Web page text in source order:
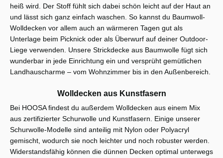
heiß wird. Der Stoff fühlt sich dabei schön leicht auf der Haut an
und lässt sich ganz einfach waschen. So kannst du Baumwoll-
Wolldecken vor allem auch an wärmeren Tagen gut als
Unterlage beim Picknick oder als Überwurf auf deiner Outdoor-
Liege verwenden. Unsere Strickdecke aus Baumwolle fügt sich
wunderbar in jede Einrichtung ein und versprüht gemütlichen
Landhauscharme – vom Wohnzimmer bis in den Außenbereich.
Wolldecken aus Kunstfasern
Bei HOOSA findest du außerdem Wolldecken aus einem Mix
aus zertifizierter Schurwolle und Kunstfasern. Einige unserer
Schurwolle-Modelle sind anteilig mit Nylon oder Polyacryl
gemischt, wodurch sie noch leichter und noch robuster werden.
Widerstandsfähig können die dünnen Decken optimal unterwegs